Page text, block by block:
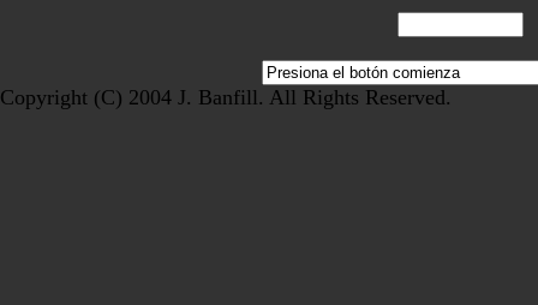
Copyright (C) 2004 J. Banfill. All Rights Reserved.